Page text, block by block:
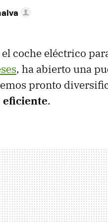
el coche eléctrico
, ha abierto una
pronto
eficiente.